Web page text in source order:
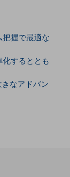
把握で最適な
するととも
なアドバン